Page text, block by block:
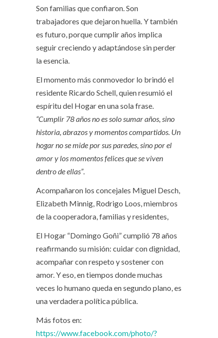
Son familias que confiaron. Son
trabajadores que dejaron huella. Y también
es futuro, porque cumplir años implica
seguir creciendo y adaptándose sin perder
la esencia.
El momento más conmovedor lo brindó el
residente Ricardo Schell, quien resumió el
espíritu del Hogar en una sola frase.
“Cumplir 78 años no es solo sumar años, sino
historia, abrazos y momentos compartidos. Un
hogar no se mide por sus paredes, sino por el
amor y los momentos felices que se viven
dentro de ellas”.
Acompañaron los concejales Miguel Desch,
Elizabeth Minnig, Rodrigo Loos, miembros
de la cooperadora, familias y residentes,
El Hogar “Domingo Goñi” cumplió 78 años
reafirmando su misión: cuidar con dignidad,
acompañar con respeto y sostener con
amor. Y eso, en tiempos donde muchas
veces lo humano queda en segundo plano, es
una verdadera política pública.
Más fotos en:
https://www.facebook.com/photo/?